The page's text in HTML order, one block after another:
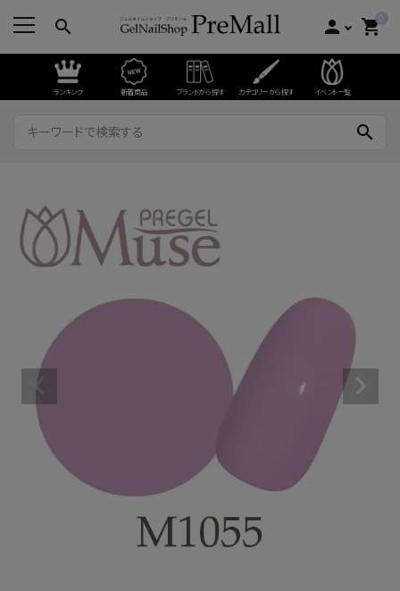
search person 0
shopping_cart
ランキング 新着商品 ブランドから探す カテゴリーから探す イベント一覧
search